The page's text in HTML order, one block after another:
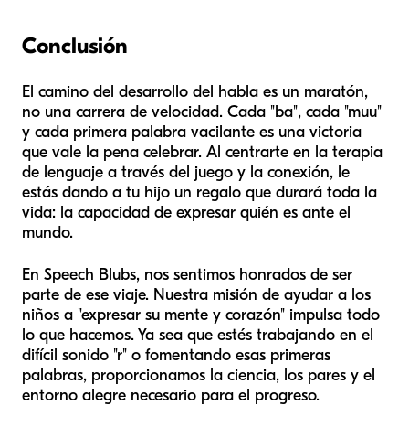
Conclusión
El camino del desarrollo del habla es un maratón,
no una carrera de velocidad. Cada "ba", cada "muu"
y cada primera palabra vacilante es una victoria
que vale la pena celebrar. Al centrarte en la terapia
de lenguaje a través del juego y la conexión, le
estás dando a tu hijo un regalo que durará toda la
vida: la capacidad de expresar quién es ante el
mundo.
En Speech Blubs, nos sentimos honrados de ser
parte de ese viaje. Nuestra misión de ayudar a los
niños a "expresar su mente y corazón" impulsa todo
lo que hacemos. Ya sea que estés trabajando en el
difícil sonido "r" o fomentando esas primeras
palabras, proporcionamos la ciencia, los pares y el
entorno alegre necesario para el progreso.